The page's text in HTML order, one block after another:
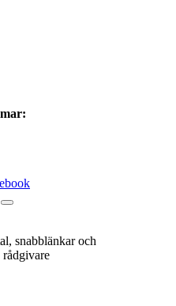
snabblänkar och